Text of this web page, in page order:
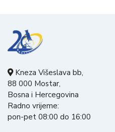
Kneza Višeslava bb,
88 000 Mostar,
Bosna i Hercegovina
Radno vrijeme:
pon-pet 08:00 do 16:00